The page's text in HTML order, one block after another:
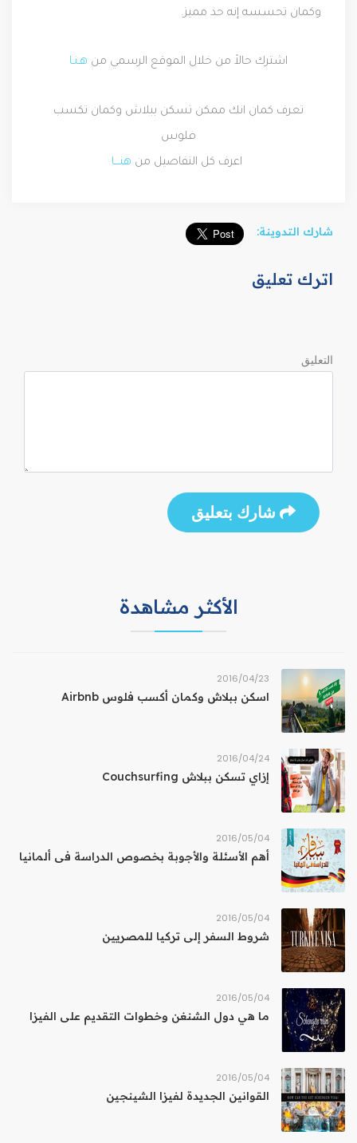
وكمان تحسسه إنه حد مميز.
اشترك حالاً من خلال الموقع الرسمي من هـنـا
تعرف كمان انك ممكن تسكن ببلاش وكمان تكسب
فلوس
اعرف كل التفاصيل من هنـــا
شارك التدوينة:
اترك تعليق
التعليق
شارك بتعليق
الأكثر مشاهدة
23‏/04‏/2016
اسكن ببلاش وكمان أكسب فلوس Airbnb
24‏/04‏/2016
إزاي تسكن ببلاش Couchsurfing
04‏/05‏/2016
أهم الأسئلة والأجوبة بخصوص الدراسة فى ألمانيا
04‏/05‏/2016
شروط السفر إلى تركيا للمصريين
04‏/05‏/2016
ما هي دول الشنغن وخطوات التقديم على الفيزا
04‏/05‏/2016
القوانين الجديدة لفيزا الشينجين